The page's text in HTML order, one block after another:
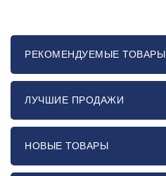
РЕКОМЕНДУЕМЫЕ ТОВАРЫ
ЛУЧШИЕ ПРОДАЖИ
НОВЫЕ ТОВАРЫ